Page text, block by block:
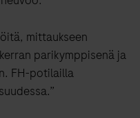
mittaukseen
parikymppisenä ja
FH-potilailla